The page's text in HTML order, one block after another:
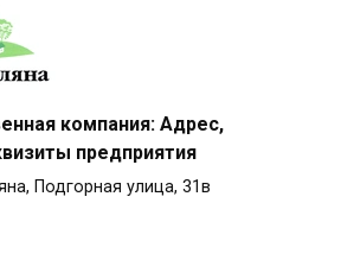
компания: Адрес,
предприятия
Подгорная улица, 31в